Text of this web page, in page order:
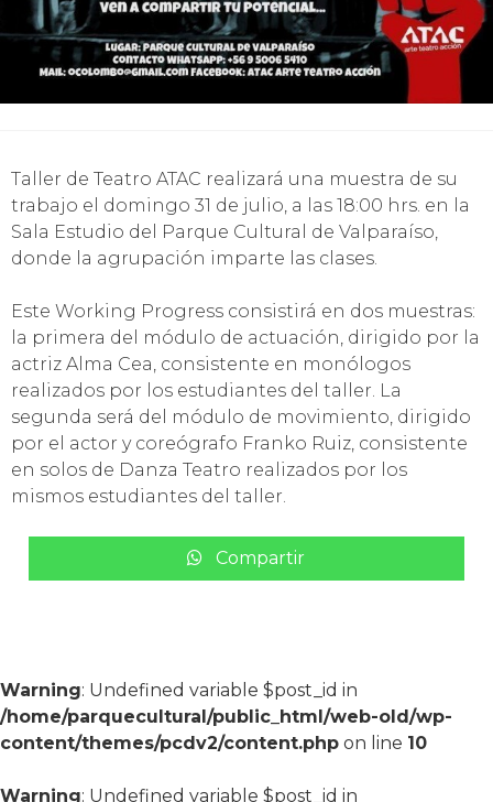
Taller de Teatro ATAC realizará una muestra de su
trabajo el domingo 31 de julio, a las 18:00 hrs. en la
Sala Estudio del Parque Cultural de Valparaíso,
donde la agrupación imparte las clases.
Este Working Progress consistirá en dos muestras:
la primera del módulo de actuación, dirigido por la
actriz Alma Cea, consistente en monólogos
realizados por los estudiantes del taller. La
segunda será del módulo de movimiento, dirigido
por el actor y coreógrafo Franko Ruiz, consistente
en solos de Danza Teatro realizados por los
mismos estudiantes del taller.
Compartir
Warning: Undefined variable $post_id in
/home/parquecultural/public_html/web-old/wp-
content/themes/pcdv2/content.php on line 10
Warning: Undefined variable $post_id in